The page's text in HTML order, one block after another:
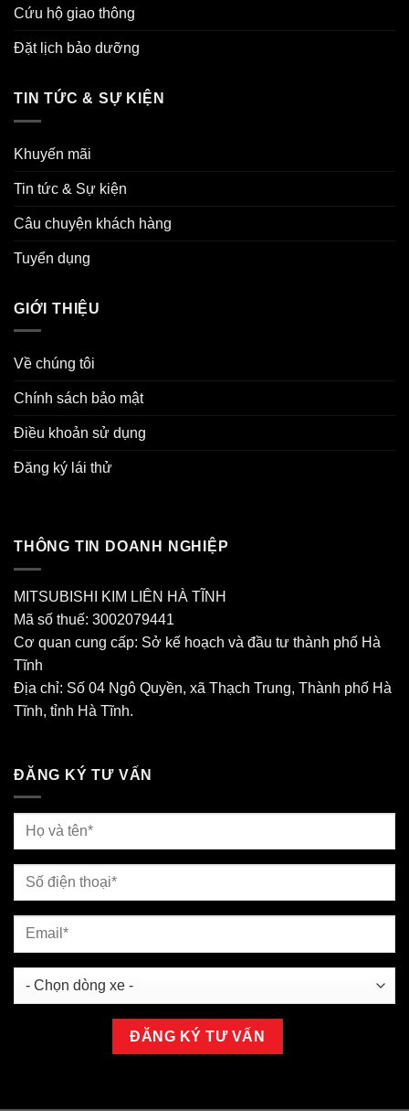
Cứu hộ giao thông
Đặt lịch bảo dưỡng
TIN TỨC & SỰ KIỆN
Khuyến mãi
Tin tức & Sự kiện
Câu chuyện khách hàng
Tuyển dụng
GIỚI THIỆU
Về chúng tôi
Chính sách bảo mật
Điều khoản sử dụng
Đăng ký lái thử
THÔNG TIN DOANH NGHIỆP
MITSUBISHI KIM LIÊN HÀ TĨNH
Mã số thuế: 3002079441
Cơ quan cung cấp: Sở kế hoạch và đầu tư thành phố Hà
Tĩnh
Địa chỉ: Số 04 Ngô Quyền, xã Thạch Trung, Thành phố Hà
Tĩnh, tỉnh Hà Tĩnh.
ĐĂNG KÝ TƯ VẤN